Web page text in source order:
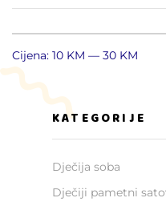
Cijena: 10 KM — 30 KM
KATEGORIJE
Dječija soba
Dječiji pametni